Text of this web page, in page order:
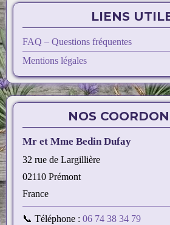
LIENS
FAQ – Questions fréquentes
Mentions légales
NOS
Mr et Mme Bedin Dufay
32 rue de Largillière
02110 Prémont
France
📞 Téléphone : 06 74 38 34 79